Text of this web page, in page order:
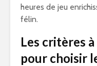
heures de jeu
félin.
Les critères
pour choisir